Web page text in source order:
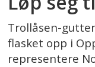
Trollåsen-
flasket opp i
representere